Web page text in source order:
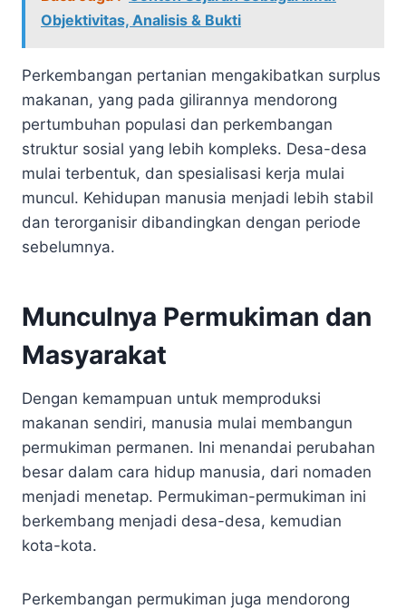
Objektivitas, Analisis & Bukti
Perkembangan pertanian mengakibatkan surplus
makanan, yang pada gilirannya mendorong
pertumbuhan populasi dan perkembangan
struktur sosial yang lebih kompleks. Desa-desa
mulai terbentuk, dan spesialisasi kerja mulai
muncul. Kehidupan manusia menjadi lebih stabil
dan terorganisir dibandingkan dengan periode
sebelumnya.
Munculnya Permukiman dan
Masyarakat
Dengan kemampuan untuk memproduksi
makanan sendiri, manusia mulai membangun
permukiman permanen. Ini menandai perubahan
besar dalam cara hidup manusia, dari nomaden
menjadi menetap. Permukiman-permukiman ini
berkembang menjadi desa-desa, kemudian
kota-kota.
Perkembangan permukiman juga mendorong